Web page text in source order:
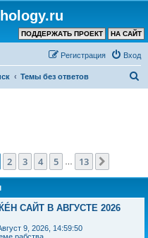
НА САЙТ
ПОДДЕРЖАТЬ ПРОЕКТ
Вход
Регистрация
Темы без ответов
из 13
2 3 4 5 13
САЙТ В АВГУСТЕ 2026
9, 2026, 14:59:50
рабства